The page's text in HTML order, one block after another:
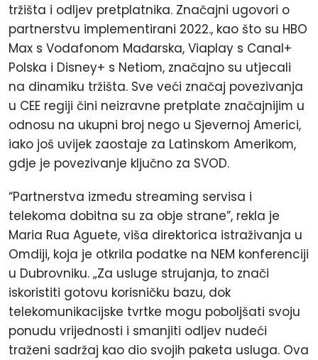
tržišta i odljev pretplatnika. Značajni ugovori o
partnerstvu implementirani 2022., kao što su HBO
Max s Vodafonom Mađarska, Viaplay s Canal+
Polska i Disney+ s Netiom, značajno su utjecali
na dinamiku tržišta. Sve veći značaj povezivanja
u CEE regiji čini neizravne pretplate značajnijim u
odnosu na ukupni broj nego u Sjevernoj Americi,
iako još uvijek zaostaje za Latinskom Amerikom,
gdje je povezivanje ključno za SVOD.
“Partnerstva između streaming servisa i
telekoma dobitna su za obje strane”, rekla je
Maria Rua Aguete, viša direktorica istraživanja u
Omdiji, koja je otkrila podatke na NEM konferenciji
u Dubrovniku. „Za usluge strujanja, to znači
iskoristiti gotovu korisničku bazu, dok
telekomunikacijske tvrtke mogu poboljšati svoju
ponudu vrijednosti i smanjiti odljev nudeći
traženi sadržaj kao dio svojih paketa usluga. Ova